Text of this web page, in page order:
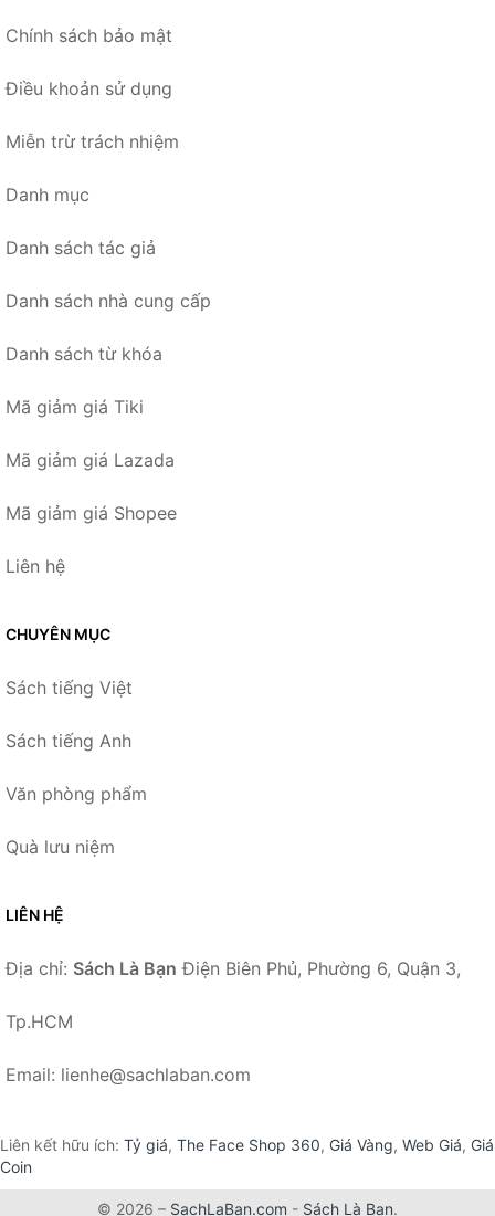
Chính sách bảo mật
Điều khoản sử dụng
Miễn trừ trách nhiệm
Danh mục
Danh sách tác giả
Danh sách nhà cung cấp
Danh sách từ khóa
Mã giảm giá Tiki
Mã giảm giá Lazada
Mã giảm giá Shopee
Liên hệ
CHUYÊN MỤC
Sách tiếng Việt
Sách tiếng Anh
Văn phòng phẩm
Quà lưu niệm
LIÊN HỆ
Địa chỉ: Sách Là Bạn Điện Biên Phủ, Phường 6, Quận 3,
Tp.HCM
Email: lienhe@sachlaban.com
Liên kết hữu ích: Tỷ giá, The Face Shop 360, Giá Vàng, Web Giá, Giá
Coin
© 2026 – SachLaBan.com - Sách Là Bạn.